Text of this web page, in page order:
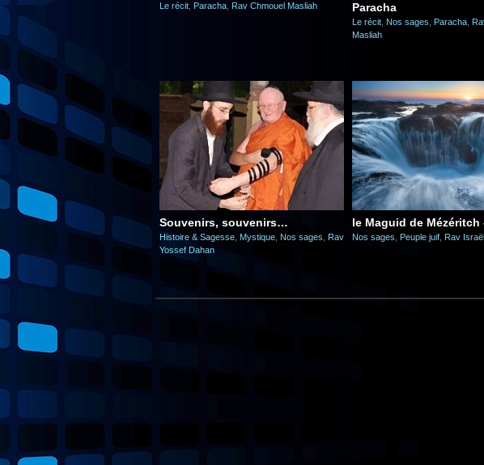
Le récit Paracha Rav Chmouel Masliah
Paracha
Le récit Nos sages Paracha
Masliah
Souvenirs, souvenirs…
Histoire & Sagesse Mystique Nos sages
Rav
Yossef Dahan
le Maguid de Mézéritch
Nos sages Peuple juif Rav